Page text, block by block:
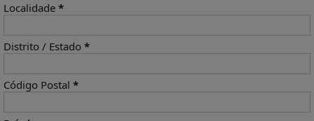
Localidade *
Distrito / Estado *
Código Postal *